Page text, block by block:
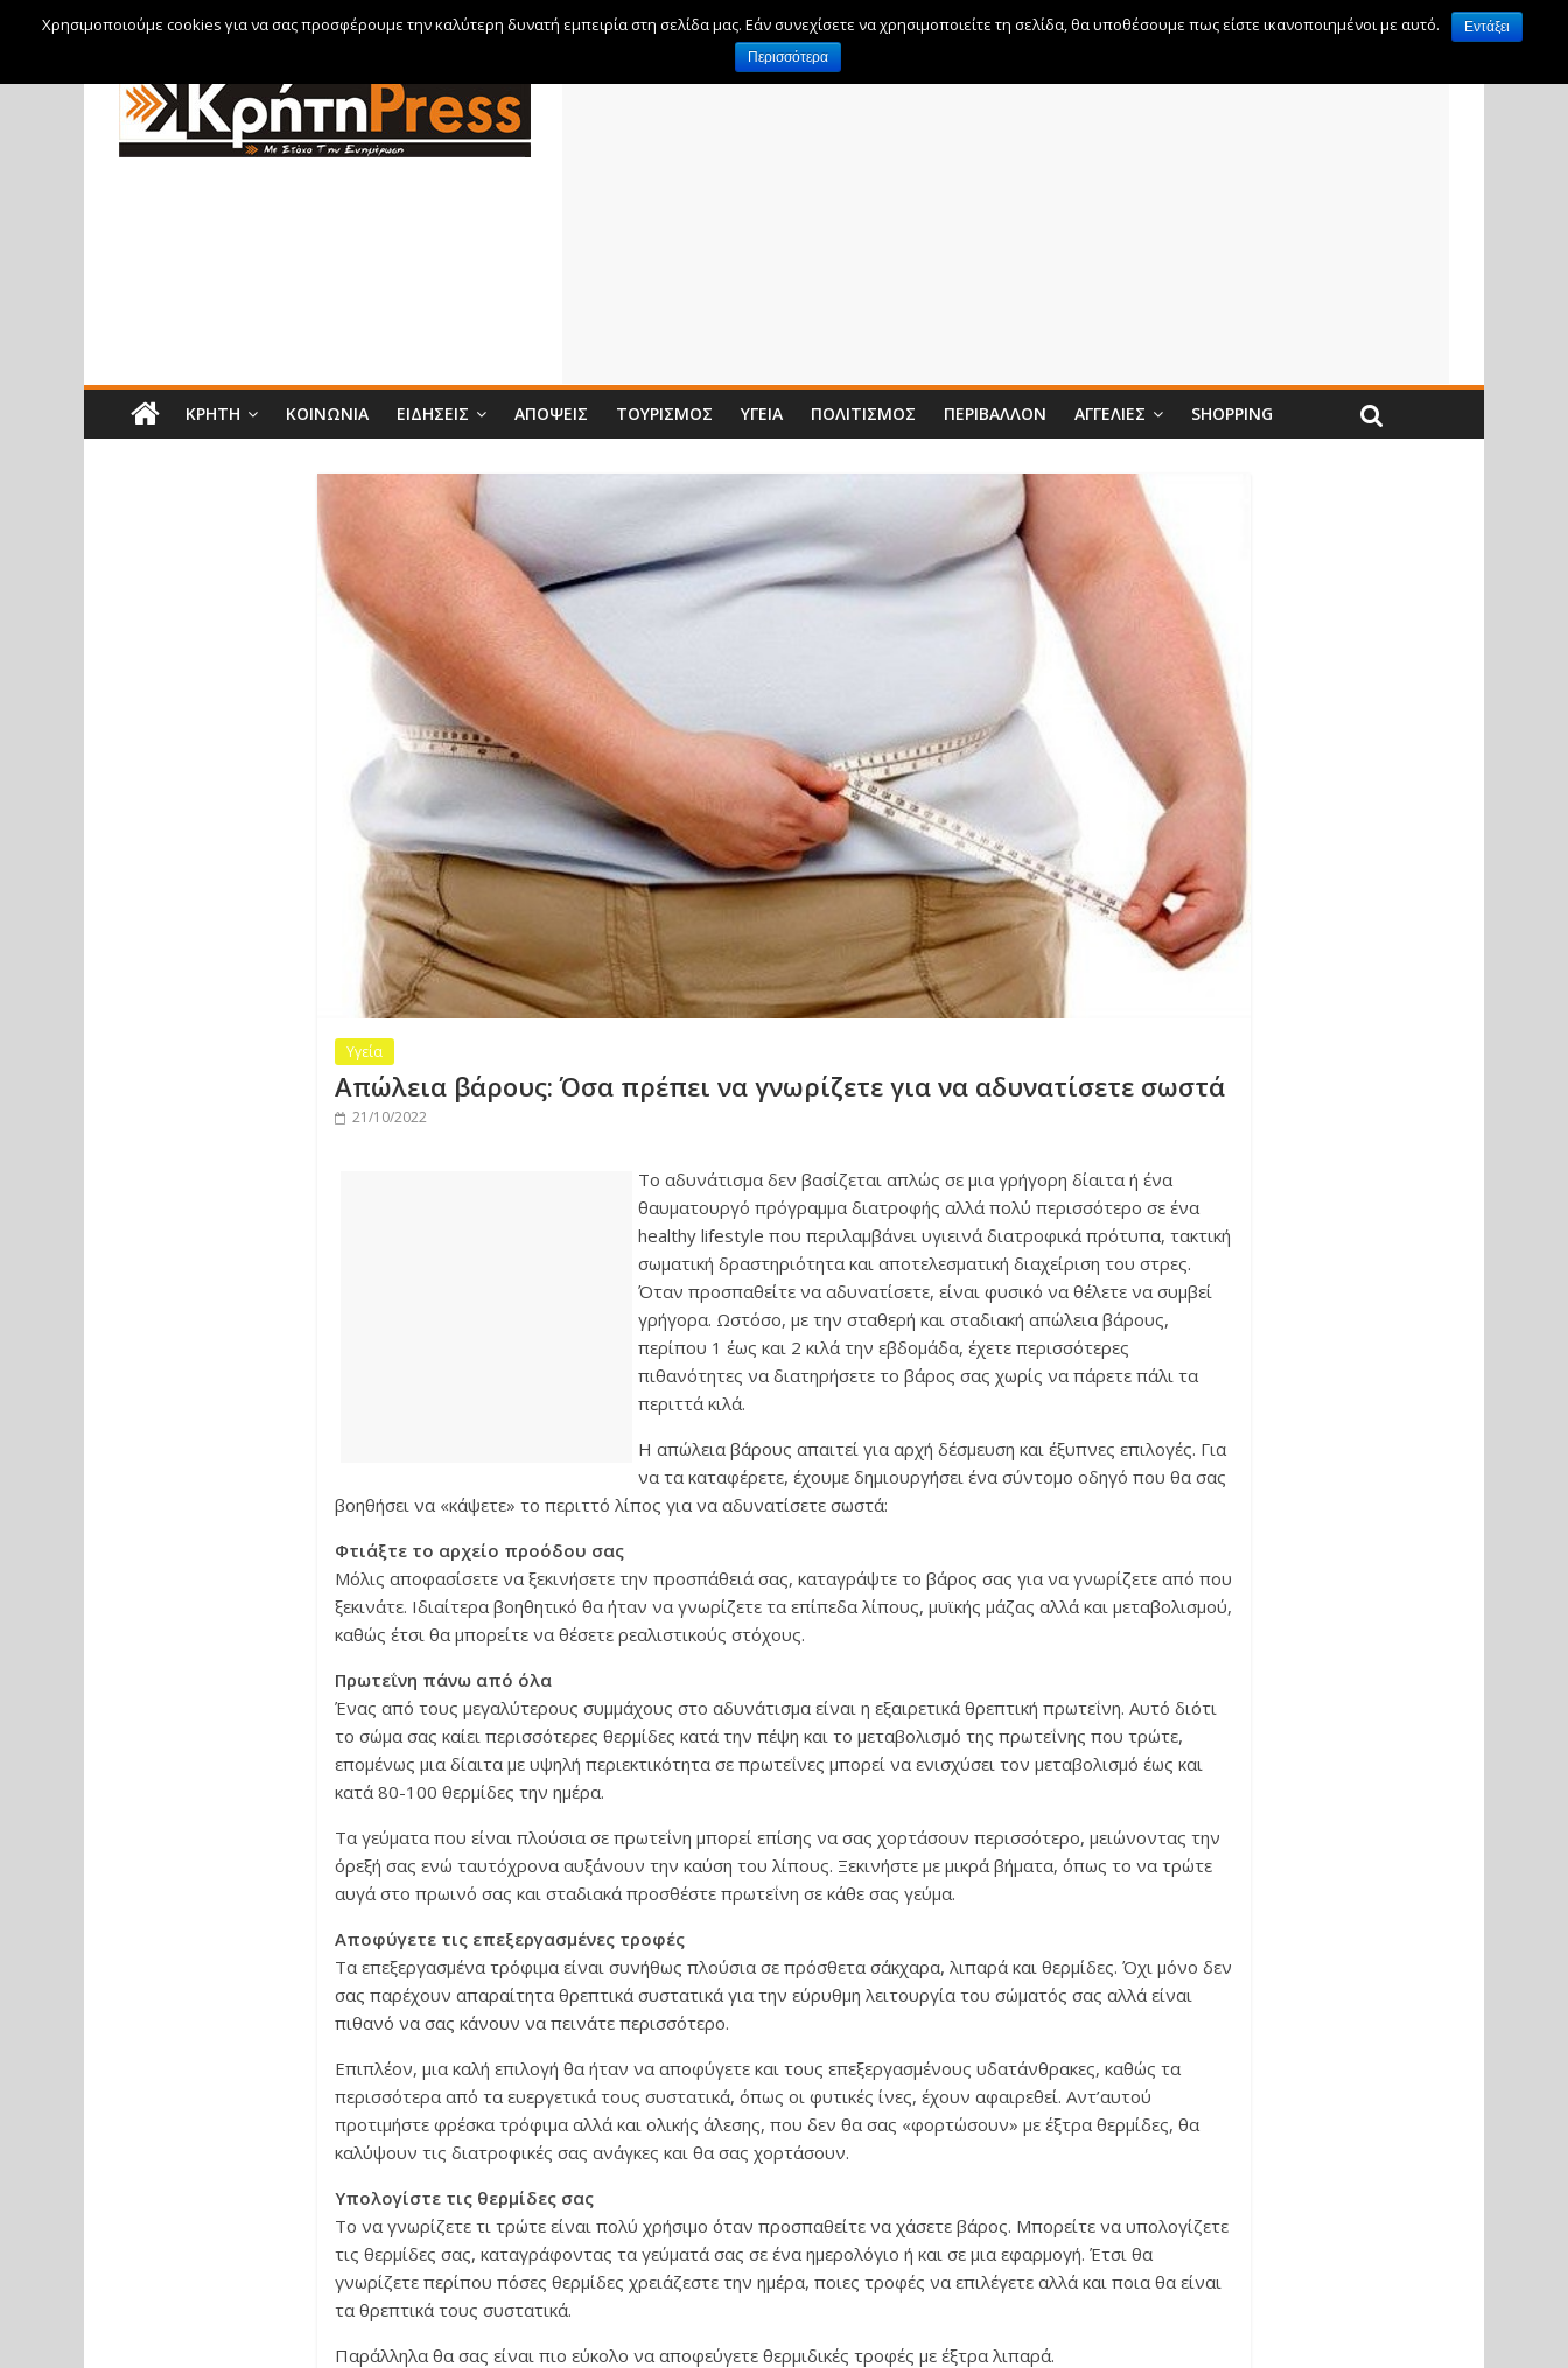
Σάββατο, 8 Αυγούστου, 2026
ΚΡΉΤΗ ΚΟΙΝΩΝΊΑ ΕΙΔΉΣΕΙΣ ΑΠΌΨΕΙΣ ΤΟΥΡΙΣΜΌΣ ΥΓΕΊΑ ΠΟΛΙΤΙΣΜΌΣ ΠΕΡΙΒΆΛΛΟΝ ΑΓΓΕΛΊΕΣ SHOPPING
Υγεία
Απώλεια βάρους: Όσα πρέπει να γνωρίζετε για να αδυνατίσετε σωστά
21/10/2022
Το αδυνάτισμα δεν βασίζεται απλώς σε μια γρήγορη δίαιτα ή ένα
θαυματουργό πρόγραμμα διατροφής αλλά πολύ περισσότερο σε ένα
healthy lifestyle που περιλαμβάνει υγιεινά διατροφικά πρότυπα, τακτική
σωματική δραστηριότητα και αποτελεσματική διαχείριση του στρες.
Όταν προσπαθείτε να αδυνατίσετε, είναι φυσικό να θέλετε να συμβεί
γρήγορα. Ωστόσο, με την σταθερή και σταδιακή απώλεια βάρους,
περίπου 1 έως και 2 κιλά την εβδομάδα, έχετε περισσότερες
πιθανότητες να διατηρήσετε το βάρος σας χωρίς να πάρετε πάλι τα
περιττά κιλά.
Η απώλεια βάρους απαιτεί για αρχή δέσμευση και έξυπνες επιλογές. Για
να τα καταφέρετε, έχουμε δημιουργήσει ένα σύντομο οδηγό που θα σας
βοηθήσει να «κάψετε» το περιττό λίπος για να αδυνατίσετε σωστά:
Φτιάξτε το αρχείο προόδου σας
Μόλις αποφασίσετε να ξεκινήσετε την προσπάθειά σας, καταγράψτε το βάρος σας για να γνωρίζετε από που
ξεκινάτε. Ιδιαίτερα βοηθητικό θα ήταν να γνωρίζετε τα επίπεδα λίπους, μυϊκής μάζας αλλά και μεταβολισμού,
καθώς έτσι θα μπορείτε να θέσετε ρεαλιστικούς στόχους.
Πρωτεΐνη πάνω από όλα
Ένας από τους μεγαλύτερους συμμάχους στο αδυνάτισμα είναι η εξαιρετικά θρεπτική πρωτεΐνη. Αυτό διότι
το σώμα σας καίει περισσότερες θερμίδες κατά την πέψη και το μεταβολισμό της πρωτεΐνης που τρώτε,
επομένως μια δίαιτα με υψηλή περιεκτικότητα σε πρωτεΐνες μπορεί να ενισχύσει τον μεταβολισμό έως και
κατά 80-100 θερμίδες την ημέρα.
Τα γεύματα που είναι πλούσια σε πρωτεΐνη μπορεί επίσης να σας χορτάσουν περισσότερο, μειώνοντας την
όρεξή σας ενώ ταυτόχρονα αυξάνουν την καύση του λίπους. Ξεκινήστε με μικρά βήματα, όπως το να τρώτε
αυγά στο πρωινό σας και σταδιακά προσθέστε πρωτεΐνη σε κάθε σας γεύμα.
Αποφύγετε τις επεξεργασμένες τροφές
Τα επεξεργασμένα τρόφιμα είναι συνήθως πλούσια σε πρόσθετα σάκχαρα, λιπαρά και θερμίδες. Όχι μόνο δεν
σας παρέχουν απαραίτητα θρεπτικά συστατικά για την εύρυθμη λειτουργία του σώματός σας αλλά είναι
πιθανό να σας κάνουν να πεινάτε περισσότερο.
Επιπλέον, μια καλή επιλογή θα ήταν να αποφύγετε και τους επεξεργασμένους υδατάνθρακες, καθώς τα
περισσότερα από τα ευεργετικά τους συστατικά, όπως οι φυτικές ίνες, έχουν αφαιρεθεί. Αντ’αυτού
προτιμήστε φρέσκα τρόφιμα αλλά και ολικής άλεσης, που δεν θα σας «φορτώσουν» με έξτρα θερμίδες, θα
καλύψουν τις διατροφικές σας ανάγκες και θα σας χορτάσουν.
Υπολογίστε τις θερμίδες σας
Το να γνωρίζετε τι τρώτε είναι πολύ χρήσιμο όταν προσπαθείτε να χάσετε βάρος. Μπορείτε να υπολογίζετε
τις θερμίδες σας, καταγράφοντας τα γεύματά σας σε ένα ημερολόγιο ή και σε μια εφαρμογή. Έτσι θα
γνωρίζετε περίπου πόσες θερμίδες χρειάζεστε την ημέρα, ποιες τροφές να επιλέγετε αλλά και ποια θα είναι
τα θρεπτικά τους συστατικά.
Παράλληλα θα σας είναι πιο εύκολο να αποφεύγετε θερμιδικές τροφές με έξτρα λιπαρά.
Χρησιμοποιούμε cookies για να σας προσφέρουμε την καλύτερη δυνατή εμπειρία στη σελίδα μας. Εάν συνεχίσετε να χρησιμοποιείτε τη σελίδα, θα υποθέσουμε πως είστε ικανοποιημένοι με αυτό.
Εντάξει
Περισσότερα